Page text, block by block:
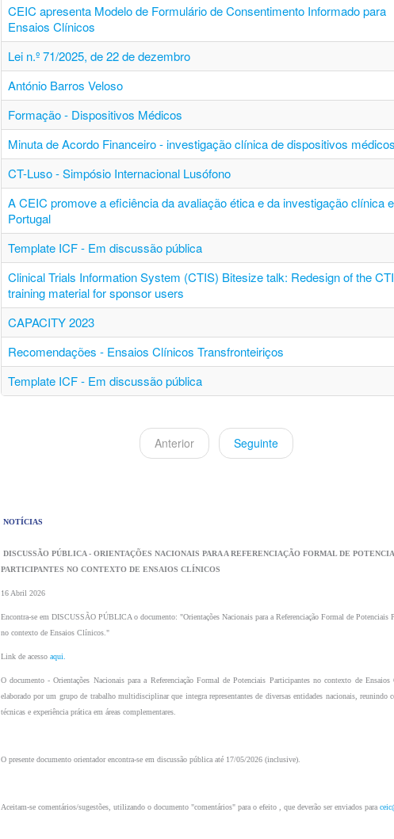
CEIC apresenta Modelo de Formulário de Consentimento Informado para
Ensaios Clínicos
Lei n.º 71/2025, de 22 de dezembro
António Barros Veloso
Formação - Dispositivos Médicos
Minuta de Acordo Financeiro - investigação clínica de dispositivos médicos
CT-Luso - Simpósio Internacional Lusófono
A CEIC promove a eficiência da avaliação ética e da investigação clínica
Portugal
Template ICF - Em discussão pública
Clinical Trials Information System (CTIS) Bitesize talk: Redesign of the
training material for sponsor users
CAPACITY 2023
Recomendações - Ensaios Clínicos Transfronteiriços
Template ICF - Em discussão pública
Anterior Seguinte
NOTÍCIAS
PARTICIPANTES NO CONTEXTO DE ENSAIOS CLÍNICOS
16 Abril 2026
Encontra-se em DISCUSSÃO PÚBLICA o documento: "Orientações Nacionais para a Referenciação Formal de Potenciais
no contexto de Ensaios Clínicos."
Link de acesso aqui.
O documento - Orientações Nacionais para a Referenciação Formal de Potenciais Participantes no contexto de
elaborado por um grupo de trabalho multidisciplinar que integra representantes de diversas entidades nacionais, reunindo
técnicas e experiência prática em áreas complementares.
O presente documento orientador encontra-se em discussão pública até 17/05/2026 (inclusive).
Aceitam-se comentários/sugestões, utilizando o documento "comentários" para o efeito , que deverão ser enviados para